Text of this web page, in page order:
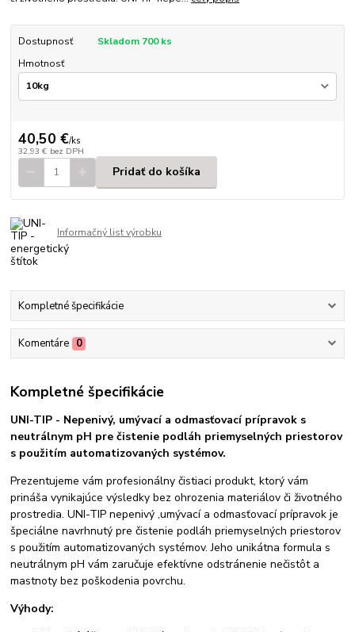
Dostupnosť
Skladom 700 ks
Hmotnosť
40,50 €/ks
32,93 € bez DPH
Pridať do košíka
Informačný list výrobku
Kompletné špecifikácie
Komentáre 0
Kompletné špecifikácie
UNI-TIP - Nepenivý, umývací a odmasťovací prípravok s
neutrálnym pH pre čistenie podláh priemyselných priestorov
s použitím automatizovaných systémov.
Prezentujeme vám profesionálny čistiaci produkt, ktorý vám
prináša vynikajúce výsledky bez ohrozenia materiálov či životného
prostredia. UNI-TIP nepenivý ,umývací a odmasťovací prípravok je
špeciálne navrhnutý pre čistenie podláh priemyselných priestorov
s použitím automatizovaných systémov. Jeho unikátna formula s
neutrálnym pH vám zaručuje efektívne odstránenie nečistôt a
mastnoty bez poškodenia povrchu.
Výhody: